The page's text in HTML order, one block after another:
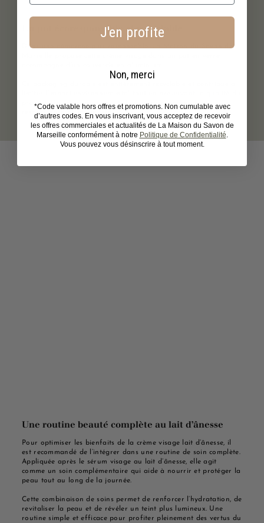
Un pot écoresponsable et recyclable
Dans une démarche plus responsable, La Maison du Savon de
produit. Un choix qui s’inscrit dans une approche plus
respectueuse de la planète.
Une routine beauté complète au lait d’ânesse
Pour optimiser les bienfaits de la crème visage lait d’ânesse, il
est recommandé de l’intégrer dans une routine de soin complète.
Appliquée après le sérum visage au lait d’ânesse, elle agit
comme un soin complémentaire qui aide à nourrir et protéger la
peau tout au long de la journée.
Cette combinaison de soins permet de renforcer l’hydratation, de
revitaliser la peau et de révéler un teint plus lumineux. Une
routine simple et efficace pour profiter pleinement des vertus du
J'en profite
Non, merci
*Code valable hors offres et promotions. Non cumulable avec
d’autres codes. En vous inscrivant, vous acceptez de recevoir
les offres commerciales et actualités de La Maison du Savon de
Marseille conformément à notre Politique de Confidentialité
Vous pouvez vous désinscrire à tout moment.